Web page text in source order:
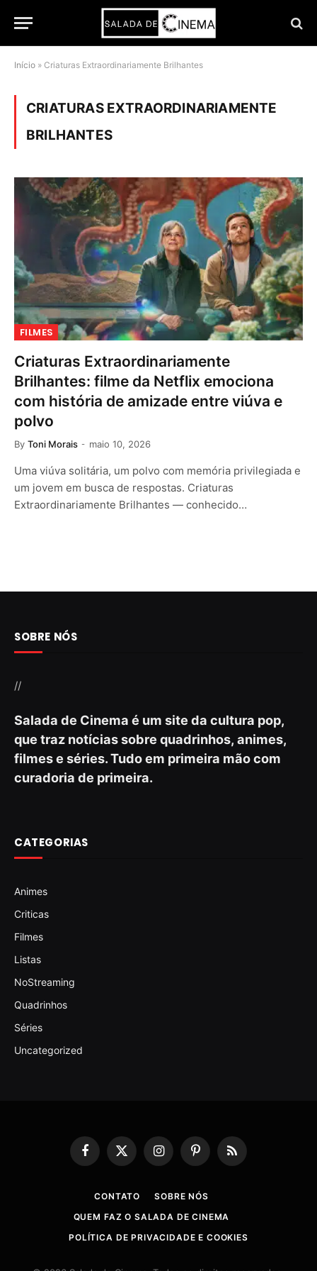
Início » Criaturas Extraordinariamente Brilhantes
CRIATURAS EXTRAORDINARIAMENTE
BRILHANTES
FILMES
Criaturas Extraordinariamente
Brilhantes: filme da Netflix emociona
com história de amizade entre viúva e
polvo
By Toni Morais maio 10, 2026
Uma viúva solitária, um polvo com memória privilegiada e
um jovem em busca de respostas. Criaturas
Extraordinariamente Brilhantes — conhecido…
SOBRE NÓS
//
Salada de Cinema é um site da cultura pop,
que traz notícias sobre quadrinhos, animes,
filmes e séries. Tudo em primeira mão com
curadoria de primeira.
CATEGORIAS
Animes
Criticas
Filmes
Listas
NoStreaming
Quadrinhos
Séries
Uncategorized
Facebook
X
(Twitter)
InstagramPinterestRSS
CONTATO
SOBRE NÓS
QUEM FAZ O SALADA DE CINEMA
POLÍTICA DE PRIVACIDADE E COOKIES